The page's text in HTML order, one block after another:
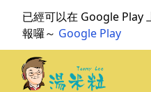
已經可以在 Google Play
報囉～ Google Play